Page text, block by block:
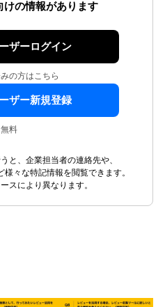
けの情報があります
ザーログイン
の方はこちら
ザー新規登録
無料
と、企業担当者の連絡先や、
々な特記情報を閲覧できます。
スにより異なります。